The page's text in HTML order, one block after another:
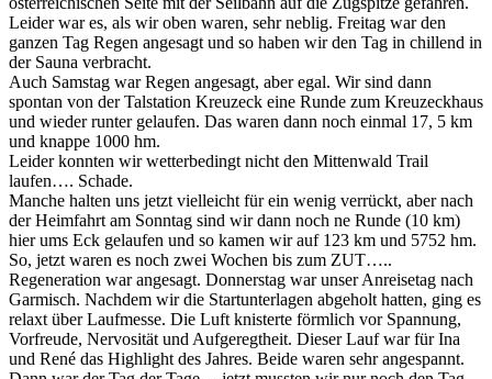
Leider war es, als wir oben waren, sehr neblig. Freitag war den
ganzen Tag Regen angesagt und so haben wir den Tag in chillend in
der Sauna verbracht.
Auch Samstag war Regen angesagt, aber egal. Wir sind dann
spontan von der Talstation Kreuzeck eine Runde zum Kreuzeckhaus
und wieder runter gelaufen. Das waren dann noch einmal 17, 5 km
und knappe 1000 hm.
Leider konnten wir wetterbedingt nicht den Mittenwald Trail
laufen…. Schade.
Manche halten uns jetzt vielleicht für ein wenig verrückt, aber nach
der Heimfahrt am Sonntag sind wir dann noch ne Runde (10 km)
hier ums Eck gelaufen und so kamen wir auf 123 km und 5752 hm.
So, jetzt waren es noch zwei Wochen bis zum ZUT…..
Regeneration war angesagt. Donnerstag war unser Anreisetag nach
Garmisch. Nachdem wir die Startunterlagen abgeholt hatten, ging es
relaxt über Laufmesse. Die Luft knisterte förmlich vor Spannung,
Vorfreude, Nervosität und Aufgeregtheit. Dieser Lauf war für Ina
und René das Highlight des Jahres. Beide waren sehr angespannt.